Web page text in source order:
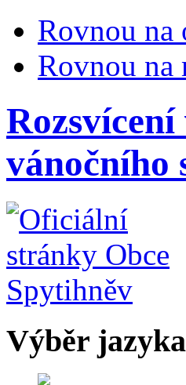
Rovnou na
Rovnou na
vánočního
Výběr jazyka